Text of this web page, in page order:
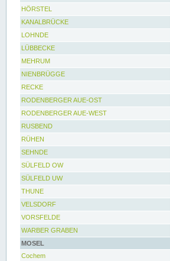
HÖRSTEL
KANALBRÜCKE
LOHNDE
LÜBBECKE
MEHRUM
NIENBRÜGGE
RECKE
RODENBERGER AUE-OST
RODENBERGER AUE-WEST
RUSBEND
RÜHEN
SEHNDE
SÜLFELD OW
SÜLFELD UW
THUNE
VELSDORF
VORSFELDE
WARBER GRABEN
MOSEL
Cochem